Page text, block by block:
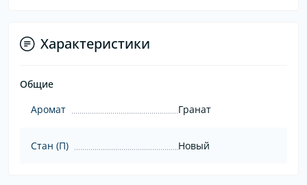
Характеристики
Общие
Аромат
Гранат
Стан (П) Новый